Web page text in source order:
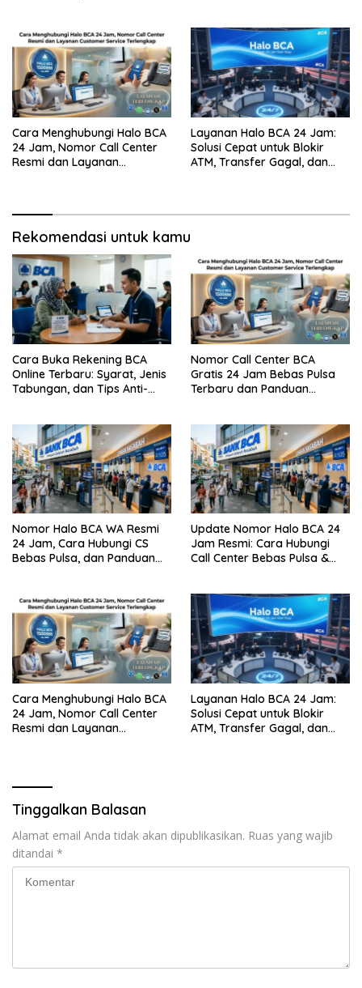
Cara Menghubungi Halo BCA
24 Jam, Nomor Call Center
Resmi dan Layanan
Layanan Halo BCA 24 Jam:
Solusi Cepat untuk Blokir
ATM, Transfer Gagal, dan
Rekomendasi untuk kamu
Cara Buka Rekening BCA
Online Terbaru: Syarat, Jenis
Tabungan, dan Tips Anti-
Nomor Call Center BCA
Gratis 24 Jam Bebas Pulsa
Terbaru dan Panduan
Nomor Halo BCA WA Resmi
24 Jam, Cara Hubungi CS
Bebas Pulsa, dan Panduan
Update Nomor Halo BCA 24
Jam Resmi: Cara Hubungi
Call Center Bebas Pulsa &
Cara Menghubungi Halo BCA
24 Jam, Nomor Call Center
Resmi dan Layanan
Layanan Halo BCA 24 Jam:
Solusi Cepat untuk Blokir
ATM, Transfer Gagal, dan
Tinggalkan Balasan
Alamat email Anda tidak akan dipublikasikan. Ruas yang wajib
ditandai *